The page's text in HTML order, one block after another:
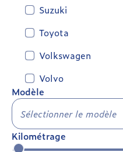
Suzuki
Toyota
Volkswagen
Volvo
Modèle
Kilométrage